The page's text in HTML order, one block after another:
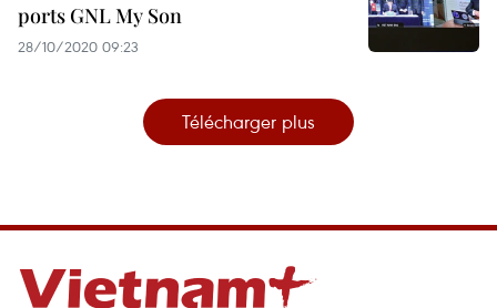
ports GNL My Son
28/10/2020 09:23
Télécharger plus